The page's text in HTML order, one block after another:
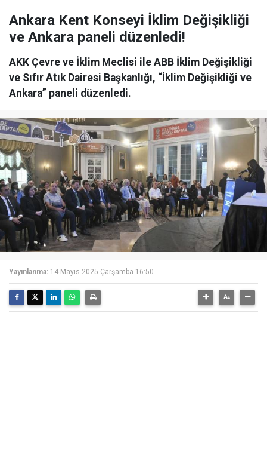
Ankara Kent Konseyi İklim Değişikliği
ve Ankara paneli düzenledi!
AKK Çevre ve İklim Meclisi ile ABB İklim Değişikliği
ve Sıfır Atık Dairesi Başkanlığı, “İklim Değişikliği ve
Ankara” paneli düzenledi.
Yayınlanma: 14 Mayıs 2025 Çarşamba 16:50